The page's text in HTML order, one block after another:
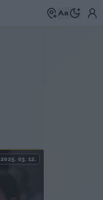
2025. 03. 12.